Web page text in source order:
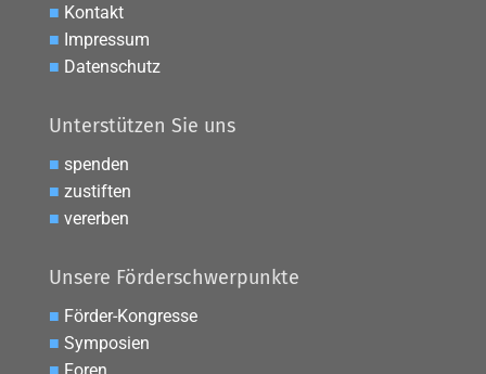
■ Kontakt
■ Impressum
■ Datenschutz
Unterstützen Sie uns
■ spenden
■ zustiften
■ vererben
Unsere Förderschwerpunkte
■ Förder-Kongresse
■ Symposien